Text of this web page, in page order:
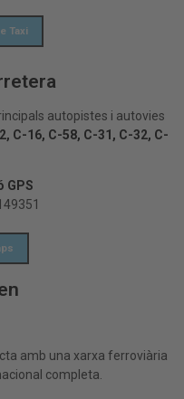
Taxi
autopistes i autovies
C-16, C-58, C-31, C-32, C-
GPS
amb una xarxa ferroviària
completa.